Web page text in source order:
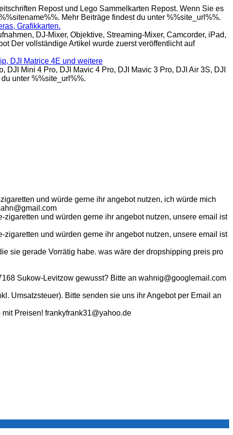
Repost und Lego Sammelkarten Repost. Wenn Sie es
Mehr Beiträge findest du unter %%site_url%%.
Grafikkarten.
DJ-Mixer, Objektive, Streaming-Mixer, Camcorder, iPad,
Der vollständige Artikel wurde zuerst veröffentlicht auf
DJI Matrice 4E und weitere
Mini 4 Pro, DJI Mavic 4 Pro, DJI Mavic 3 Pro, DJI Air 3S, DJI
unter %%site_url%%.
und würde gerne ihr angebot nutzen, ich würde mich
und würden gerne ihr angebot nutzen, unsere email ist
und würden gerne ihr angebot nutzen, unsere email ist
sie gerade Vorrätig habe. was wäre der dropshipping preis pro
Sukow-Levitzow gewusst? Bitte an wahnig@googlemail.com
Umsatzsteuer). Bitte senden sie uns ihr Angebot per Email an
Preisen! frankyfrank31@yahoo.de